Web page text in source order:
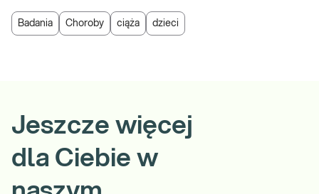
Badania Choroby ciąża dzieci
Jeszcze więcej
dla Ciebie w